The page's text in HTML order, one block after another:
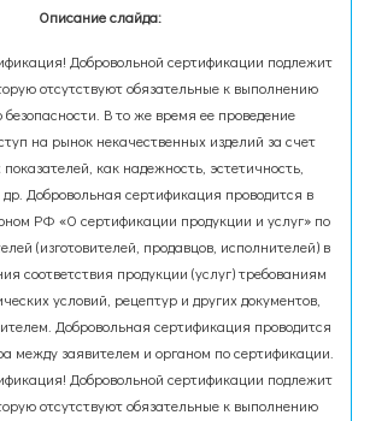
Описание слайда:
Добровольной сертификации подлежит
отсутствуют обязательные к выполнению
безопасности. В то же время ее проведение
на рынок некачественных изделий за счет
как надежность, эстетичность,
Добровольная сертификация проводится в
РФ «О сертификации продукции и услуг» по
(изготовителей, продавцов, исполнителей) в
соответствия продукции (услуг) требованиям
условий, рецептур и других документов,
Добровольная сертификация проводится
между заявителем и органом по сертификации.
Добровольной сертификации подлежит
отсутствуют обязательные к выполнению